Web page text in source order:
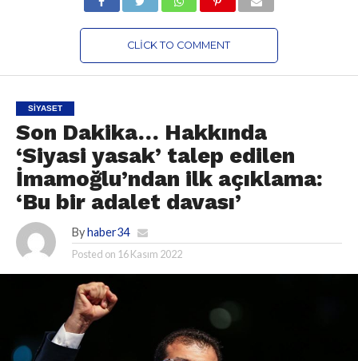
CLICK TO COMMENT
SIYASET
Son Dakika… Hakkında
‘Siyasi yasak’ talep edilen
İmamoğlu’ndan ilk açıklama:
‘Bu bir adalet davası’
By haber34
Posted on 16 Kasım 2022